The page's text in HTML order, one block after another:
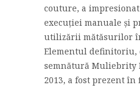
couture, a
execuției manuale și
utilizării mătăsurilor
Elementul definitoriu,
semnătură Muliebrity
2013, a fost prezent în